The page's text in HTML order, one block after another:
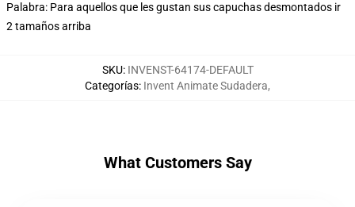
Palabra: Para aquellos que les gustan sus capuchas desmontados ir
2 tamaños arriba
SKU: INVENST-64174-DEFAULT
Categorías: Invent Animate Sudadera,
What Customers Say